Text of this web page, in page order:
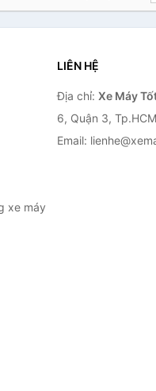
xe máy
LIÊN HỆ
Địa chỉ: Xe Máy
6, Quận 3, Tp.HCM
Email: